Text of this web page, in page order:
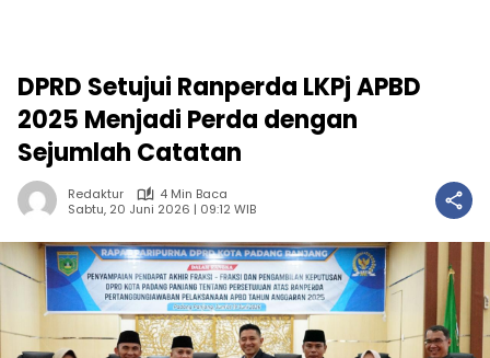
DPRD Setujui Ranperda LKPj APBD
2025 Menjadi Perda dengan
Sejumlah Catatan
Redaktur
4 Min Baca
Sabtu, 20 Juni 2026 | 09:12 WIB